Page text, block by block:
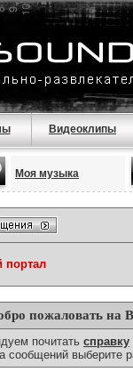
Видеоклипы
Моя музыка
портал
пожаловать на
почитать справку
сообщений выберите